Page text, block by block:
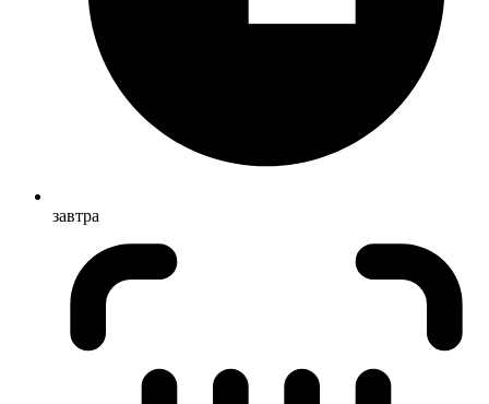
завтра